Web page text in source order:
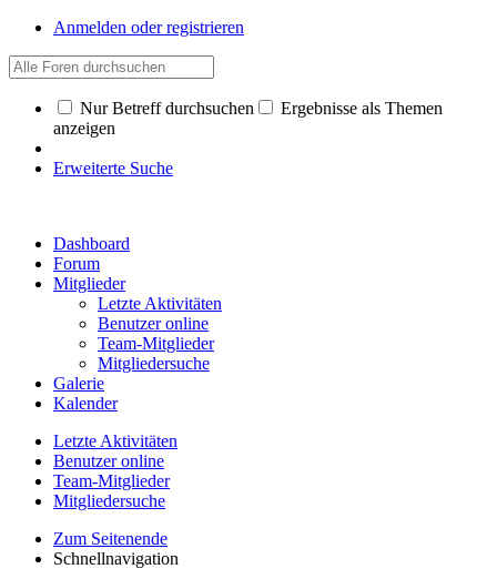
Anmelden oder registrieren
Nur Betreff durchsuchen
Ergebnisse als Themen
anzeigen
Erweiterte Suche
Dashboard
Forum
Mitglieder
Letzte Aktivitäten
Benutzer online
Team-Mitglieder
Mitgliedersuche
Galerie
Kalender
Letzte Aktivitäten
Benutzer online
Team-Mitglieder
Mitgliedersuche
Zum Seitenende
Schnellnavigation